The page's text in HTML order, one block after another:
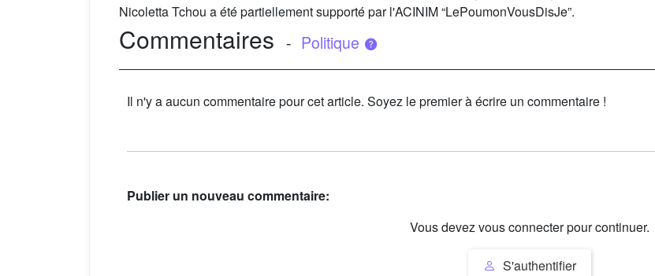
Nicoletta Tchou a été partiellement supporté par l'ACINIM “LePoumonVousDisJe”.
Commentaires - Politique
Il n'y a aucun commentaire pour cet article. Soyez le premier à écrire un commentaire !
Publier un nouveau commentaire:
Vous devez vous connecter pour continuer.
S'authentifier